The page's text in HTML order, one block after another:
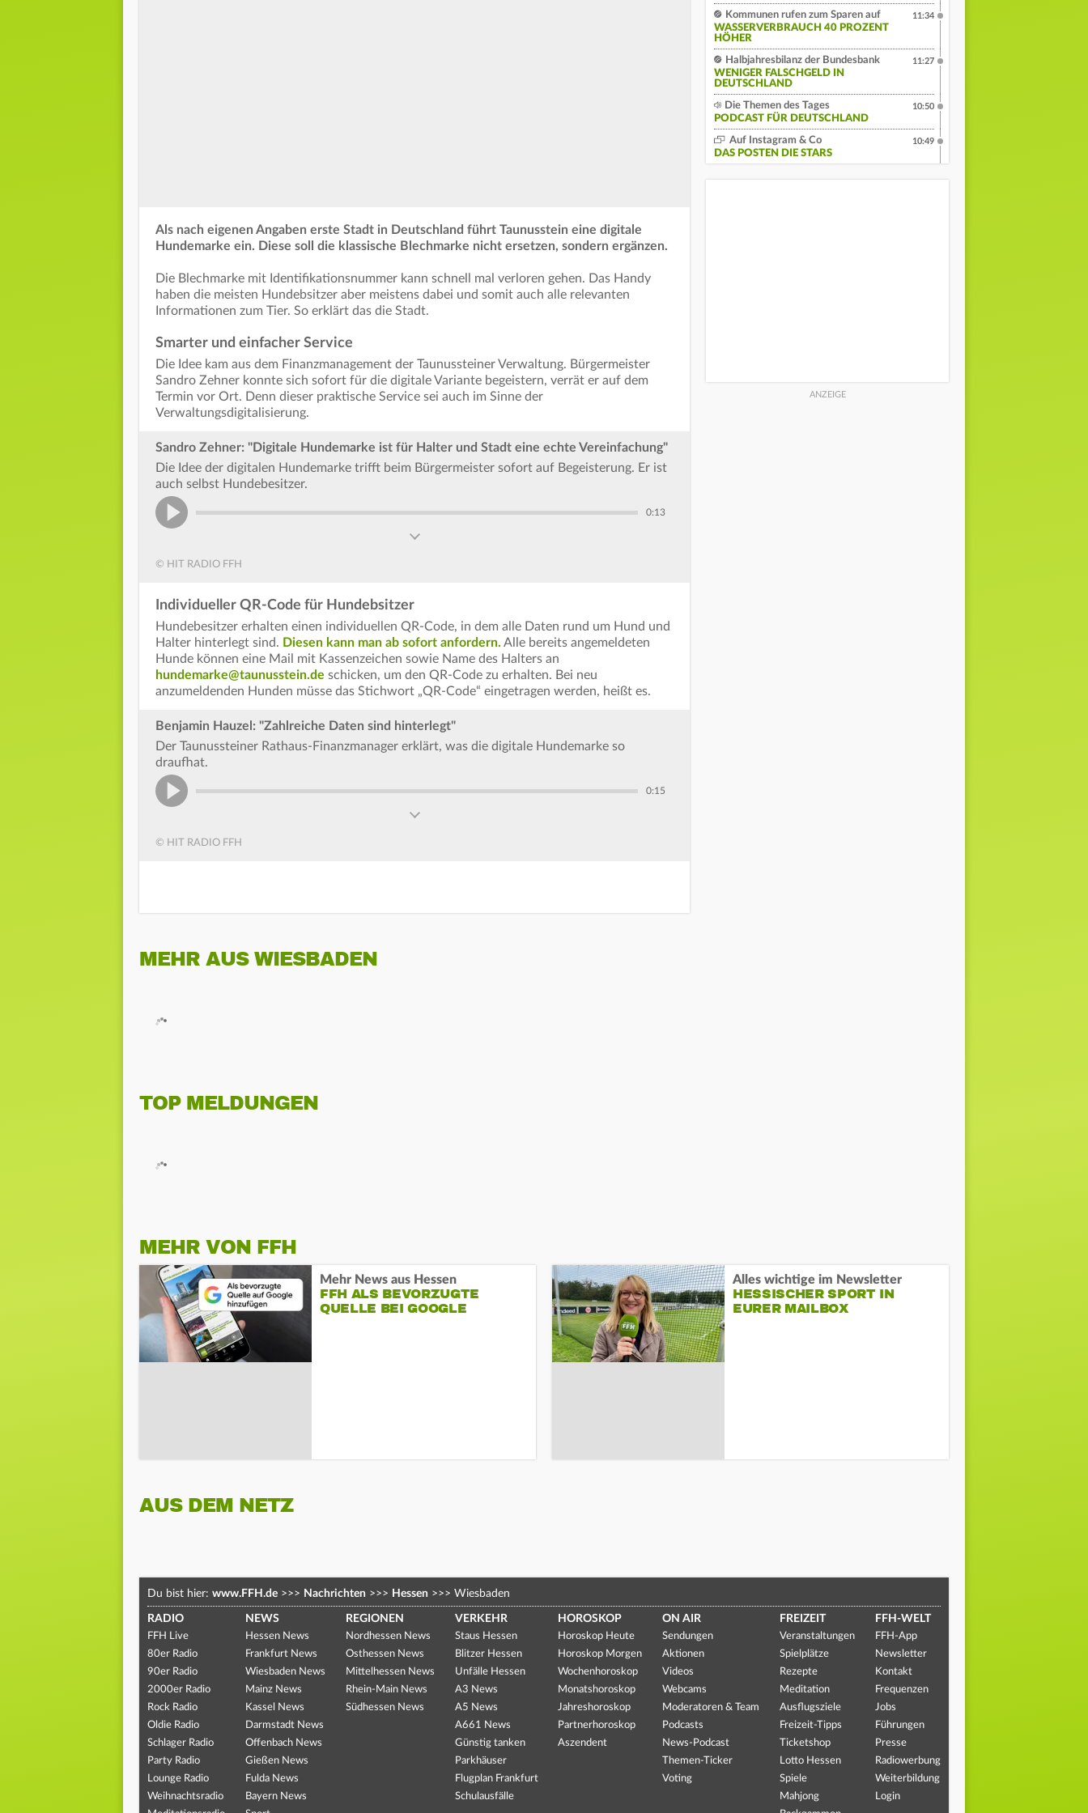
Als nach eigenen Angaben erste Stadt in Deutschland führt Taunusstein eine digitale
Hundemarke ein. Diese soll die klassische Blechmarke nicht ersetzen, sondern ergänzen.
Die Blechmarke mit Identifikationsnummer kann schnell mal verloren gehen. Das Handy
haben die meisten Hundebsitzer aber meistens dabei und somit auch alle relevanten
Informationen zum Tier. So erklärt das die Stadt.
Smarter und einfacher Service
Die Idee kam aus dem Finanzmanagement der Taunussteiner Verwaltung. Bürgermeister
Sandro Zehner konnte sich sofort für die digitale Variante begeistern, verrät er auf dem
Termin vor Ort. Denn dieser praktische Service sei auch im Sinne der
Verwaltungsdigitalisierung.
Sandro Zehner: "Digitale Hundemarke ist für Halter und Stadt eine echte Vereinfachung"
Die Idee der digitalen Hundemarke trifft beim Bürgermeister sofort auf Begeisterung. Er ist
auch selbst Hundebesitzer.
0:13
© HIT RADIO FFH
Individueller QR-Code für Hundebsitzer
Hundebesitzer erhalten einen individuellen QR-Code, in dem alle Daten rund um Hund und
Halter hinterlegt sind. Diesen kann man ab sofort anfordern. Alle bereits angemeldeten
Hunde können eine Mail mit Kassenzeichen sowie Name des Halters an
hundemarke@taunusstein.de schicken, um den QR-Code zu erhalten. Bei neu
anzumeldenden Hunden müsse das Stichwort „QR-Code“ eingetragen werden, heißt es.
Benjamin Hauzel: "Zahlreiche Daten sind hinterlegt"
Der Taunussteiner Rathaus-Finanzmanager erklärt, was die digitale Hundemarke so
draufhat.
0:15
© HIT RADIO FFH
Kommunen rufen zum Sparen auf
WASSERVERBRAUCH 40 PROZENT
HÖHER
11:34
Halbjahresbilanz der Bundesbank
WENIGER FALSCHGELD IN
DEUTSCHLAND
11:27
Die Themen des Tages
PODCAST FÜR DEUTSCHLAND
10:50
Auf Instagram & Co
DAS POSTEN DIE STARS
10:49
MEHR AUS WIESBADEN
TOP MELDUNGEN
MEHR VON FFH
Mehr News aus Hessen
FFH ALS BEVORZUGTE
QUELLE BEI GOOGLE
Alles wichtige im Newsletter
HESSISCHER SPORT IN
EURER MAILBOX
AUS DEM NETZ
Du bist hier: www.FFH.de >>> Nachrichten >>> Hessen >>> Wiesbaden
RADIO
FFH Live
80er Radio
90er Radio
2000er Radio
Rock Radio
Oldie Radio
Schlager Radio
Party Radio
Lounge Radio
Weihnachtsradio
NEWS
Hessen News
Frankfurt News
Wiesbaden News
Mainz News
Kassel News
Darmstadt News
Offenbach News
Gießen News
Fulda News
Bayern News
REGIONEN
Nordhessen News
Osthessen News
Mittelhessen News
Rhein-Main News
Südhessen News
VERKEHR
Staus Hessen
Blitzer Hessen
Unfälle Hessen
A3 News
A5 News
A661 News
Günstig tanken
Parkhäuser
Flugplan Frankfurt
Schulausfälle
HOROSKOP
Horoskop Heute
Horoskop Morgen
Wochenhoroskop
Monatshoroskop
Jahreshoroskop
Partnerhoroskop
Aszendent
ON AIR
Sendungen
Aktionen
Videos
Webcams
Moderatoren & Team
Podcasts
News-Podcast
Themen-Ticker
Voting
FREIZEIT
Veranstaltungen
Spielplätze
Rezepte
Meditation
Ausflugsziele
Freizeit-Tipps
Ticketshop
Lotto Hessen
Spiele
Mahjong
FFH-WELT
FFH-App
Newsletter
Kontakt
Frequenzen
Jobs
Führungen
Presse
Radiowerbung
Weiterbildung
Login